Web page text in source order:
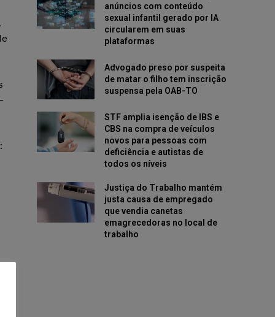
anúncios com conteúdo
sexual infantil gerado por IA
circularem em suas
plataformas
Advogado preso por suspeita
de matar o filho tem inscrição
suspensa pela OAB-TO
STF amplia isenção de IBS e
CBS na compra de veículos
novos para pessoas com
deficiência e autistas de
todos os níveis
Justiça do Trabalho mantém
justa causa de empregado
que vendia canetas
emagrecedoras no local de
trabalho